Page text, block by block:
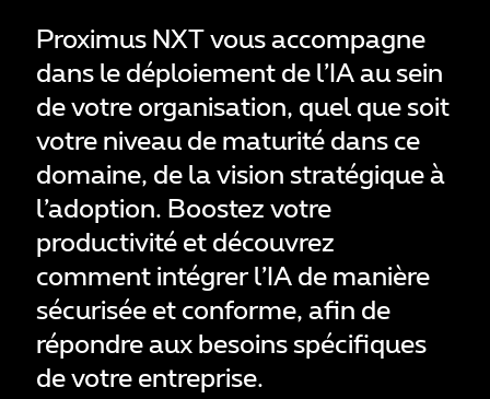
Proximus NXT vous accompagne
dans le déploiement de l’IA au sein
de votre organisation, quel que soit
votre niveau de maturité dans ce
domaine, de la vision stratégique à
l’adoption. Boostez votre
productivité et découvrez
comment intégrer l’IA de manière
sécurisée et conforme, afin de
répondre aux besoins spécifiques
de votre entreprise.